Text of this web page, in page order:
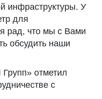
инфраструктуры. У
для
рад, что мы с Вами
обсудить наши
отметил
с